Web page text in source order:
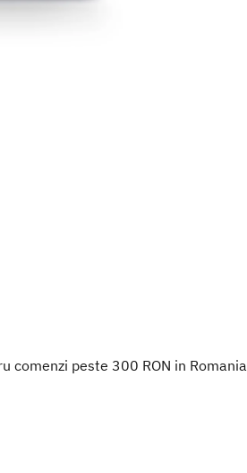
comenzi peste 300 RON in Romania